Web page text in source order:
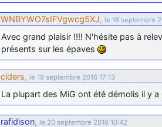
scientifique, tu as donc encore un peu de
passionnée par l'aviation militaire ,
le lycée pour s'orienter et pouvoir devenir
d9pouces: lesquels, par exemple ?
: bonsoir, très instructif ce site
les photo des anciens appareils de
d9pouces: Ça me casse quand même
WNBYWO7sIFVgwcg5XJ, le 18 septembre
Avec grand plaisir !!!! N'hésite pas à
présents sur les épaves
ciders, le 19 septembre 2016 17:13
La plupart des MiG ont été démolis il y a
rafidison, le 20 septembre 2016 10:42